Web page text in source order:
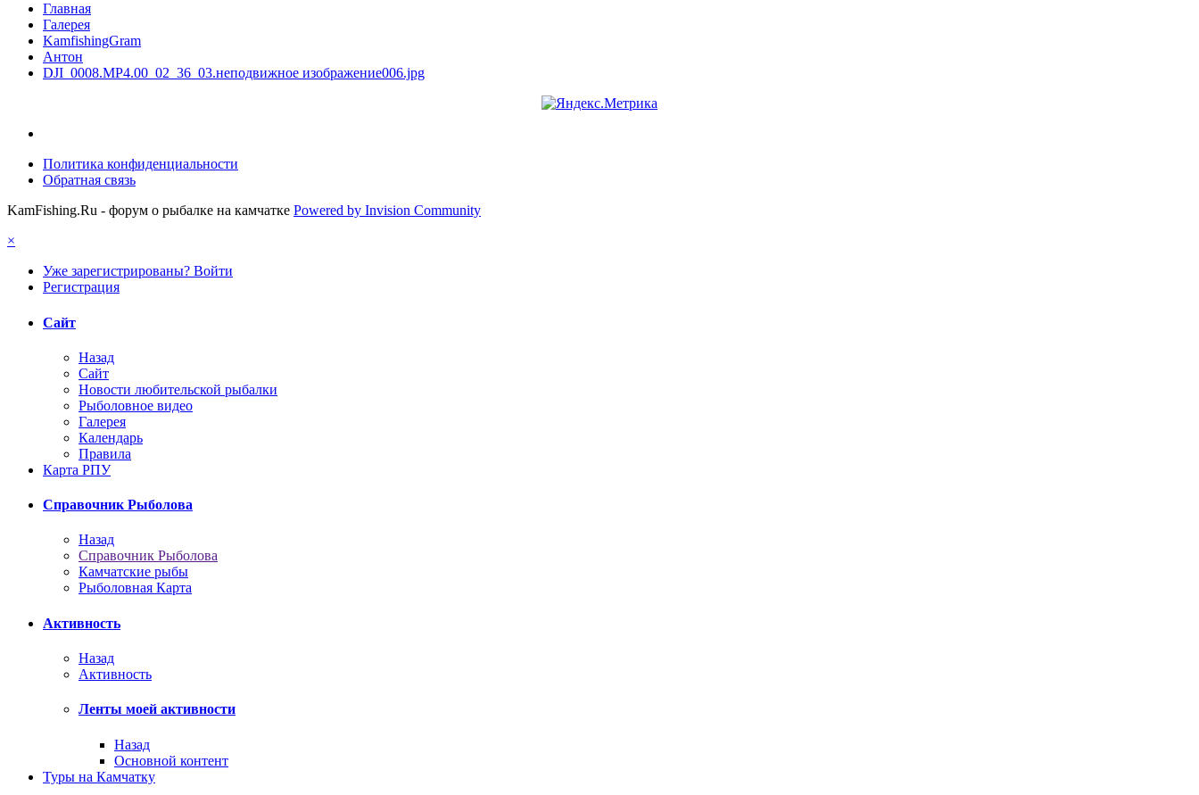
Главная
Галерея
KamfishingGram
Антон
DJI_0008.MP4.00_02_36_03.неподвижное изображение006.jpg
Политика конфиденциальности
Обратная связь
KamFishing.Ru - форум о рыбалке на камчатке Powered by Invision Community
×
Уже зарегистрированы? Войти
Регистрация
Сайт
Назад
Сайт
Новости любительской рыбалки
Рыболовное видео
Галерея
Календарь
Правила
Карта РПУ
Справочник Рыболова
Назад
Справочник Рыболова
Камчатские рыбы
Рыболовная Карта
Активность
Назад
Активность
Ленты моей активности
Назад
Основной контент
Туры на Камчатку